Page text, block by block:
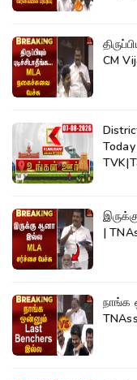
CM
|
நாங்க